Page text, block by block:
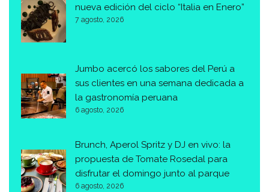
nueva edición del ciclo “Italia en Enero”
7 agosto, 2026
Jumbo acercó los sabores del Perú a
sus clientes en una semana dedicada a
la gastronomía peruana
6 agosto, 2026
Brunch, Aperol Spritz y DJ en vivo: la
propuesta de Tomate Rosedal para
disfrutar el domingo junto al parque
6 agosto, 2026